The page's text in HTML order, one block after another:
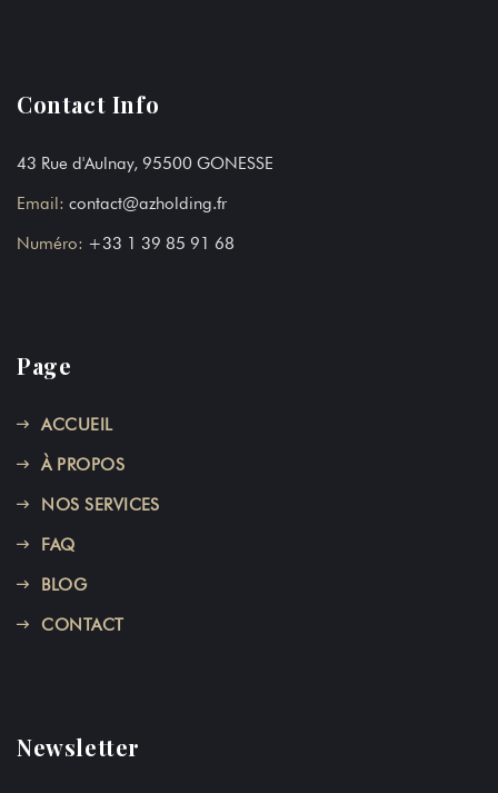
Contact Info
43 Rue d'Aulnay, 95500 GONESSE
Email: contact@azholding.fr
Numéro: +33 1 39 85 91 68
Page
ACCUEIL
À PROPOS
NOS SERVICES
FAQ
BLOG
CONTACT
Newsletter